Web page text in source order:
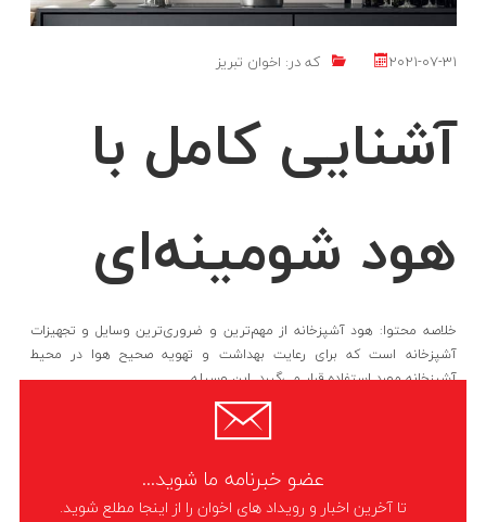
2021-07-31 که در: اخوان تبریز
آشنایی کامل با
هود شومینه‌ای
خلاصه محتوا: هود آشپزخانه از مهم‌ترین و ضروری‌ترین وسایل و تجهیزات
آشپزخانه است که برای رعایت بهداشت و تهویه صحیح هوا در محیط
آشپزخانه مورد استفاده قرار می‌گیرد. این وسیله
عضو خبرنامه ما شوید...
تا آخرین اخبار و رویداد های اخوان را از اینجا مطلع شوید.